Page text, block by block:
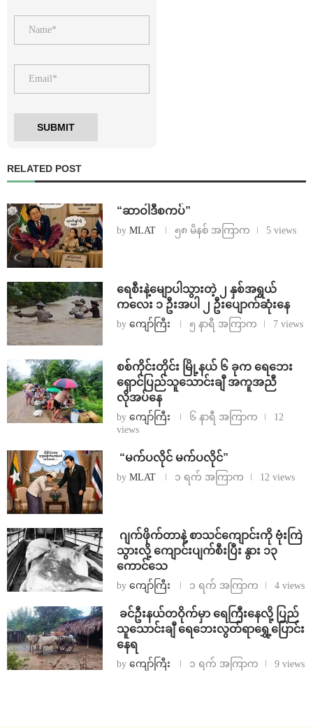
RELATED POST
“ဆာဝါဒီစကပ်”
by MLAT ၅၈ မိနစ် အကြာက 5 views
ရေစီးနဲ့မျောပါသွားတဲ့ ၂ နှစ်အရွယ်
ကလေး ၁ ဦးအပါ ၂ ဦးပျောက်ဆုံးနေ
by ကျော်ကြီး ၅ နာရီ အကြာက 7 views
စစ်ကိုင်းတိုင်း မြို့နယ် ၆ ခုက ရေဘေး
ရှောင်ပြည်သူသောင်းချီ အကူအညီ
လိုအပ်နေ
by ကျော်ကြီး ၆ နာရီ အကြာက
12
views
⁨ ⁨“မက်ပလိုင် မက်ပလိုင်”
by MLAT ၁ ရက် အကြာက 12 views
⁨⁩ ⁨ဂျက်ဖိုက်တာနဲ့ စာသင်ကျောင်းကို ဗုံးကြဲ
သွားလို့ ကျောင်းပျက်စီးပြီး နွား ၁၃
ကောင်သေ
by ကျော်ကြီး ၁ ရက် အကြာက 4 views
⁩ ⁨ခင်ဦးနယ်တဝိုက်မှာ ရေကြီးနေလို့ ပြည်
သူသောင်းချီ ရေဘေးလွတ်ရာရွှေ့ပြောင်း
နေရ
by ကျော်ကြီး ၁ ရက် အကြာက 9 views